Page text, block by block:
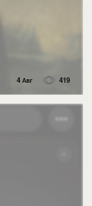
4 Авг 419